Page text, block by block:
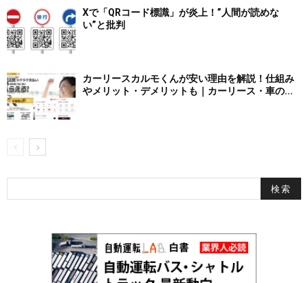
Xで「QRコード標識」が炎上！”人間が読めな
い”と批判
カーリースカルモくんが安い理由を解説！仕組み
やメリット・デメリットも｜カーリース・車の...